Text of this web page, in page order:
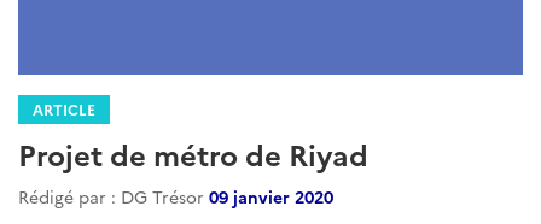
ARTICLE
Projet de métro de Riyad
Rédigé par : DG Trésor 09 janvier 2020